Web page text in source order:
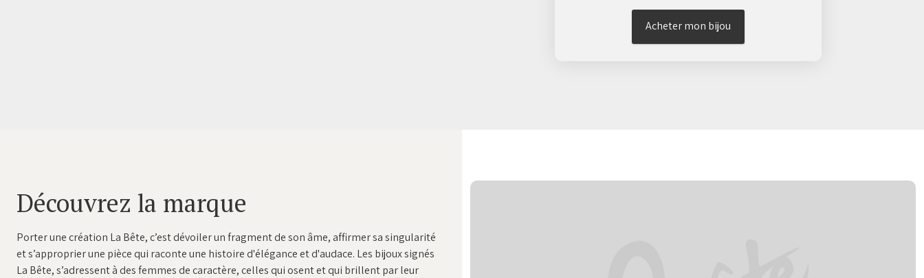
Acheter mon bijou
Découvrez la marque
Porter une création La Bête, c’est dévoiler un fragment de son âme, affirmer sa singularité
et s’approprier une pièce qui raconte une histoire d'élégance et d'audace. Les bijoux signés
La Bête, s’adressent à des femmes de caractère, celles qui osent et qui brillent par leur